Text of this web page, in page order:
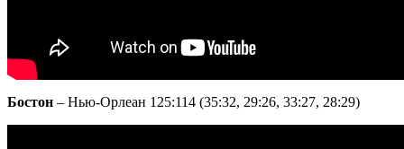
Бостон – Нью-Орлеан 125:114 (35:32, 29:26, 33:27, 28:29)